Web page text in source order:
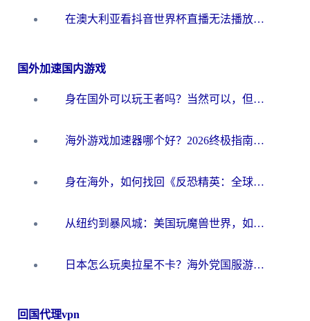
在澳大利亚看抖音世界杯直播无法播放？海外党体育观赛终极指南来了！
国外加速国内游戏
身在国外可以玩王者吗？当然可以，但你需要这份“加速”指南
海外游戏加速器哪个好？2026终极指南帮你畅玩国服+解决卡顿难题
身在海外，如何找回《反恐精英：全球攻势》国服的丝滑手感？一份给你的终极指南
从纽约到暴风城：美国玩魔兽世界，如何找到你的最佳网络航线
日本怎么玩奥拉星不卡？海外党国服游戏加速器选择全攻略
回国代理vpn